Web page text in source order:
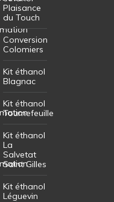
Plaisance
du Touch
Conversion
Colomiers
Kit éthanol
Blagnac
Kit éthanol
Tournefeuille
Kit éthanol
La
Salvetat
Saint Gilles
Kit éthanol
Léguevin